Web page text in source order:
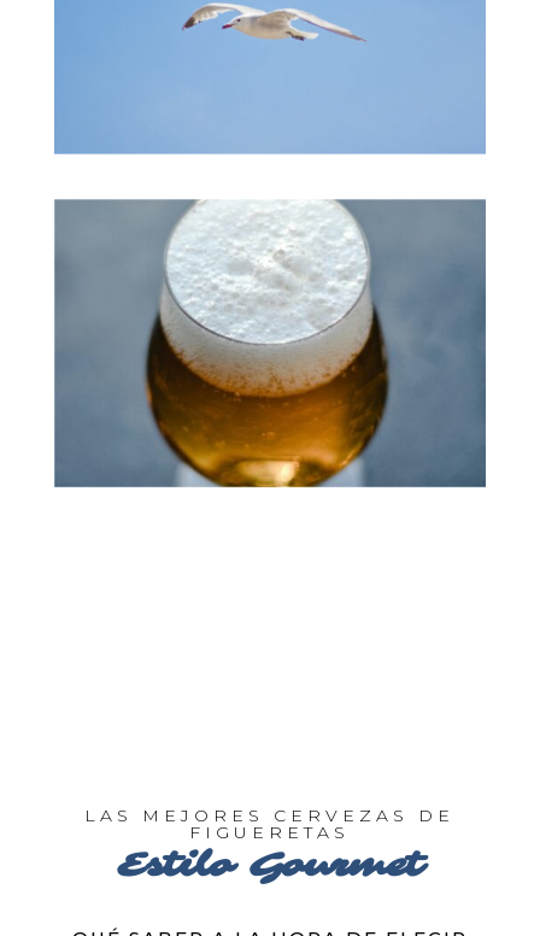
LAS MEJORES CERVEZAS DE
FIGUERETAS
Estilo Gourmet